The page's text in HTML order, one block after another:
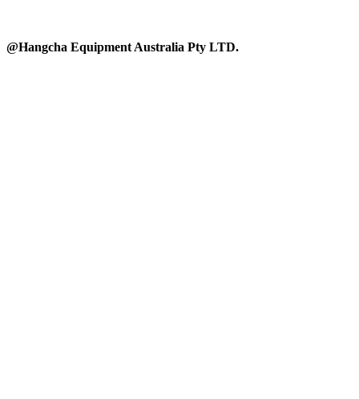
@Hangcha Equipment Australia Pty LTD.